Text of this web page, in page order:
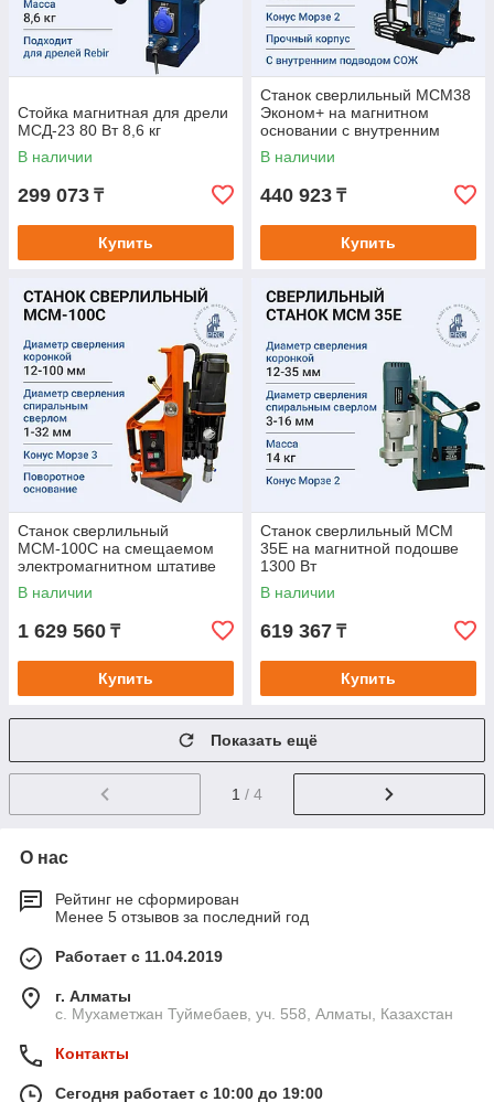
Стойка магнитная для дрели
МСД-23 80 Вт 8,6 кг
В наличии
299 073 ₸
Купить
Станок сверлильный МСМ38
Эконом+ на магнитном
основании с внутренним
подводом СОЖ
В наличии
440 923 ₸
Купить
Станок сверлильный
МСМ-100С на смещаемом
электромагнитном штативе
В наличии
1 629 560 ₸
Купить
Станок сверлильный МСМ
35Е на магнитной подошве
1300 Вт
В наличии
619 367 ₸
Купить
Показать ещё
1 / 4
О нас
Рейтинг не сформирован
Менее 5 отзывов за последний год
Работает с 11.04.2019
г. Алматы
с. Мухаметжан Туймебаев, уч. 558, Алматы, Казахстан
Контакты
Сегодня работает с 10:00 до 19:00